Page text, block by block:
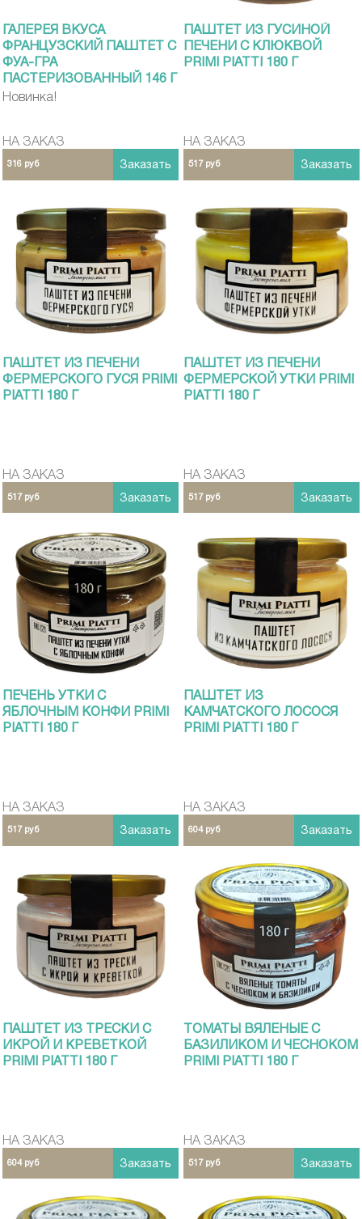
ГАЛЕРЕЯ ВКУСА
ФРАНЦУЗСКИЙ ПАШТЕТ С
ФУА-ГРА
ПАСТЕРИЗОВАННЫЙ 146 Г
Новинка!
НА ЗАКАЗ
316 руб Заказать
ПАШТЕТ ИЗ ГУСИНОЙ
ПЕЧЕНИ С КЛЮКВОЙ
PRIMI PIATTI 180 Г
НА ЗАКАЗ
517 руб Заказать
ПАШТЕТ ИЗ ПЕЧЕНИ
ФЕРМЕРСКОГО ГУСЯ PRIMI
PIATTI 180 Г
НА ЗАКАЗ
517 руб Заказать
ПАШТЕТ ИЗ ПЕЧЕНИ
ФЕРМЕРСКОЙ УТКИ PRIMI
PIATTI 180 Г
НА ЗАКАЗ
517 руб Заказать
ПЕЧЕНЬ УТКИ С
ЯБЛОЧНЫМ КОНФИ PRIMI
PIATTI 180 Г
НА ЗАКАЗ
517 руб Заказать
ПАШТЕТ ИЗ
КАМЧАТСКОГО ЛОСОСЯ
PRIMI PIATTI 180 Г
НА ЗАКАЗ
604 руб Заказать
ПАШТЕТ ИЗ ТРЕСКИ С
ИКРОЙ И КРЕВЕТКОЙ
PRIMI PIATTI 180 Г
НА ЗАКАЗ
604 руб Заказать
ТОМАТЫ ВЯЛЕНЫЕ С
БАЗИЛИКОМ И ЧЕСНОКОМ
PRIMI PIATTI 180 Г
НА ЗАКАЗ
517 руб Заказать